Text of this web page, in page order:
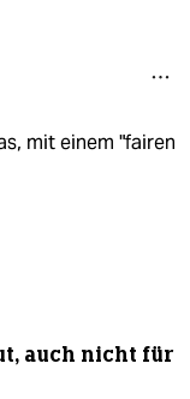
mit einem "fairen
auch nicht für